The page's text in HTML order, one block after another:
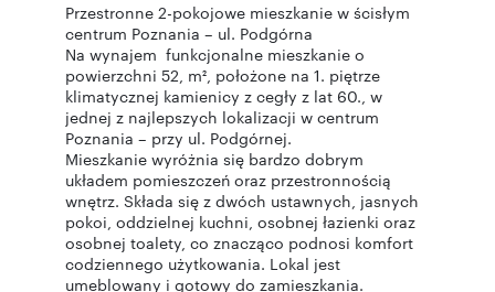
Przestronne 2-pokojowe mieszkanie w ścisłym
centrum Poznania – ul. Podgórna
Na wynajem funkcjonalne mieszkanie o
powierzchni 52, m², położone na 1. piętrze
klimatycznej kamienicy z cegły z lat 60., w
jednej z najlepszych lokalizacji w centrum
Poznania – przy ul. Podgórnej.
Mieszkanie wyróżnia się bardzo dobrym
układem pomieszczeń oraz przestronnością
wnętrz. Składa się z dwóch ustawnych, jasnych
pokoi, oddzielnej kuchni, osobnej łazienki oraz
osobnej toalety, co znacząco podnosi komfort
codziennego użytkowania. Lokal jest
umeblowany i gotowy do zamieszkania.